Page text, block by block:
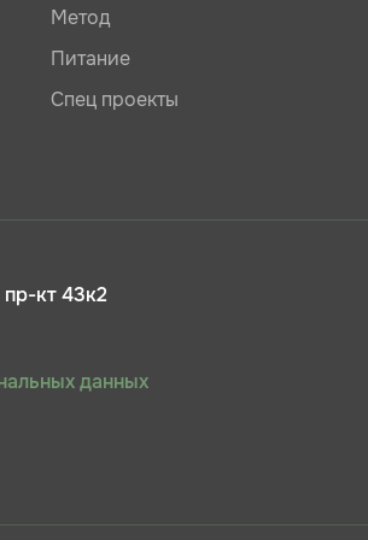
Метод
Питание
Спец проекты
кт 43к2
данных